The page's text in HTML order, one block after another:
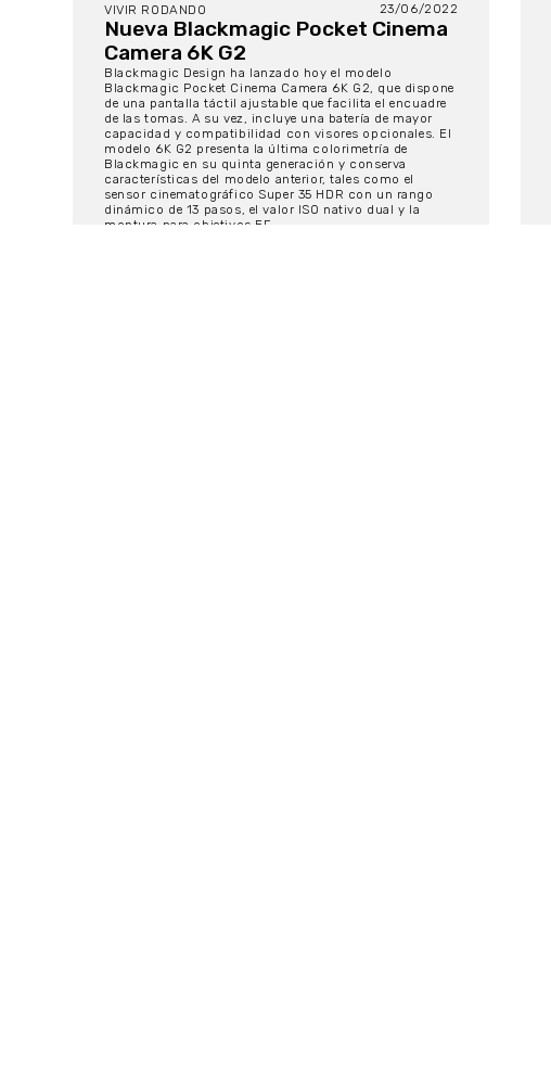
VIVIR RODANDO 23/06/2022
Nueva Blackmagic Pocket Cinema
Camera 6K G2
Blackmagic Design ha lanzado hoy el modelo
Blackmagic Pocket Cinema Camera 6K G2, que dispone
de una pantalla táctil ajustable que facilita el encuadre
de las tomas. A su vez, incluye una batería de mayor
capacidad y compatibilidad con visores opcionales. El
modelo 6K G2 presenta la última colorimetría de
Blackmagic en su quinta generación y conserva
características del modelo anterior, tales como el
sensor cinematográfico Super 35 HDR con un rango
dinámico de 13 pasos, el valor ISO nativo dual y la
montura para objetivos EF.